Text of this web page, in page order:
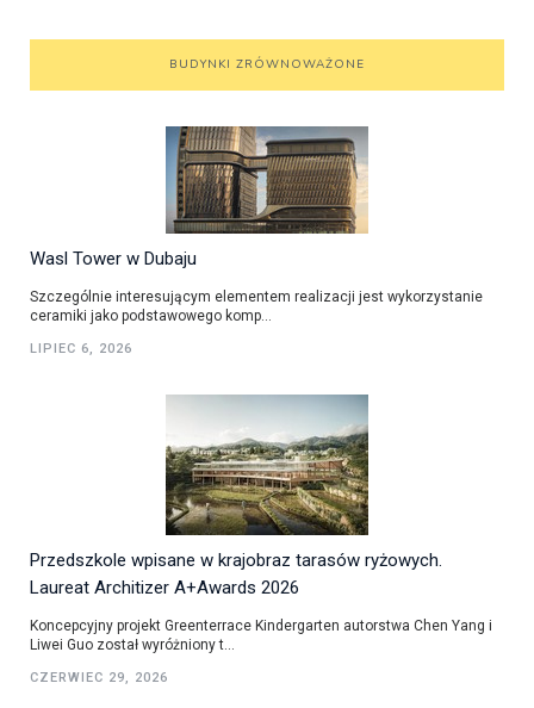
BUDYNKI ZRÓWNOWAŻONE
Wasl Tower w Dubaju
Szczególnie interesującym elementem realizacji jest wykorzystanie
ceramiki jako podstawowego komp...
LIPIEC 6, 2026
Przedszkole wpisane w krajobraz tarasów ryżowych.
Laureat Architizer A+Awards 2026
Koncepcyjny projekt Greenterrace Kindergarten autorstwa Chen Yang i
Liwei Guo został wyróżniony t...
CZERWIEC 29, 2026